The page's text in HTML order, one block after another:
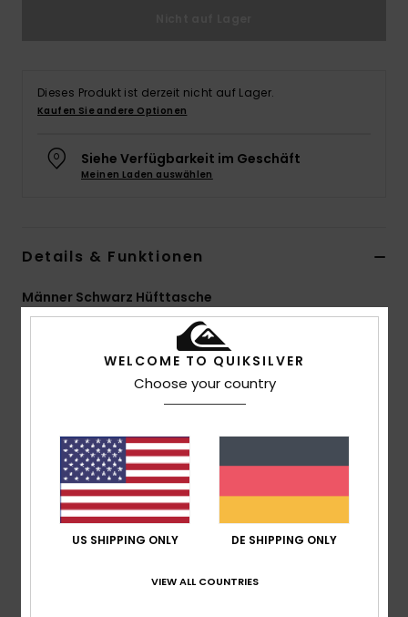
Dieses Produkt ist derzeit nicht auf Lager.
Kaufen Sie andere Optionen
Siehe Verfügbarkeit im Geschäft
Meinen Laden auswählen
Details & Funktionen
Männer Schwarz Hüfttasche
Farbcode
100 % recyceltes Polyester-Mikro-Ripstop-
Fächer:Mehrere Fächer, damit du deine Sachen
organisieren kannst
Taschen:Mehrere Taschen
Gurte:Verstellbare Hüftgurte
Maße:15 [H] x 40 [B] x 18 [T] cm
Gewebtes Logo
WELCOME TO QUIKSILVER
Choose your country
US SHIPPING ONLY DE SHIPPING ONLY
VIEW ALL COUNTRIES